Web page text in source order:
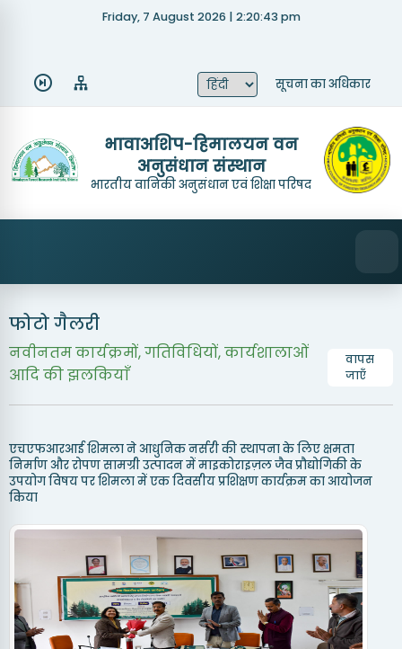
Friday, 7 August 2026 | 2:20:43 pm
सूचना का अधिकार
भावाअशिप-हिमालयन वन
अनुसंधान संस्थान
भारतीय वानिकी अनुसंधान एवं शिक्षा परिषद
Recruitment
Mandate Contact Us
फोटो गैलरी
नवीनतम कार्यक्रमों, गतिविधियों, कार्यशालाओं
आदि की झलकियाँ
वापस
जाएँ
एचएफआरआई शिमला ने आधुनिक नर्सरी की स्थापना के लिए क्षमता
निर्माण और रोपण सामग्री उत्पादन में माइकोराइज़ल जैव प्रौद्योगिकी के
उपयोग विषय पर शिमला में एक दिवसीय प्रशिक्षण कार्यक्रम का आयोजन
किया